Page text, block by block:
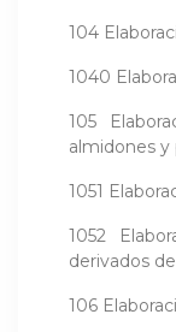
104
1040
105
almidones y
1051
1052
derivados
106